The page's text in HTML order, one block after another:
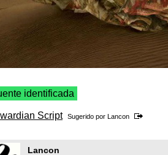
identificada
Script Sugerido por Lancon
Lancon